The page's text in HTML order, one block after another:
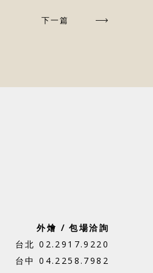
下一篇
外燴 / 包場洽詢
台北 02.2917.9220
台中 04.2258.7982